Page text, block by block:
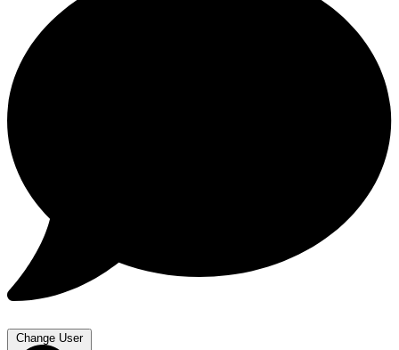
Change User